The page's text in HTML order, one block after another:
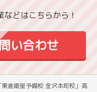
どはこちらから！
い合わせ
進衛星予備校 金沢本町校」高